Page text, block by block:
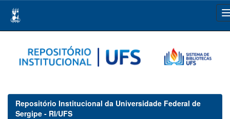
navigation
Repositório Institucional da Universidade Federal de
Sergipe - RI/UFS